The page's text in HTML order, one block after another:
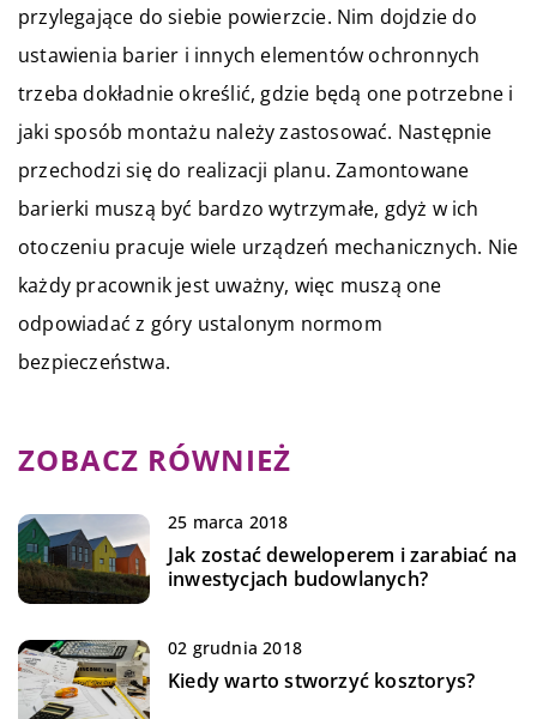
przylegające do siebie powierzcie. Nim dojdzie do
ustawienia barier i innych elementów ochronnych
trzeba dokładnie określić, gdzie będą one potrzebne i
jaki sposób montażu należy zastosować. Następnie
przechodzi się do realizacji planu. Zamontowane
barierki muszą być bardzo wytrzymałe, gdyż w ich
otoczeniu pracuje wiele urządzeń mechanicznych. Nie
każdy pracownik jest uważny, więc muszą one
odpowiadać z góry ustalonym normom
bezpieczeństwa.
ZOBACZ RÓWNIEŻ
25 marca 2018
Jak zostać deweloperem i zarabiać na
inwestycjach budowlanych?
02 grudnia 2018
Kiedy warto stworzyć kosztorys?